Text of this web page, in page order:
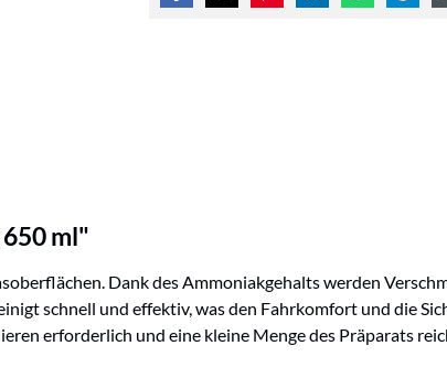
ml"
Dank des Ammoniakgehalts werden
schnell und effektiv, was den Fahrkomfort und die
erforderlich und eine kleine Menge des Präparats